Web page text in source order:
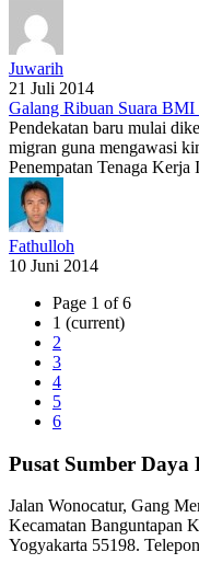
Juwarih
21 Juli 2014
Galang Ribuan Suara
Pendekatan baru mulai
migran guna mengawasi
Penempatan Tenaga Kerja
Fathulloh
10 Juni 2014
Page 1 of 6
1 (current)
2
3
4
5
6
Pusat Sumber
Jalan Wonocatur, Gang
Kecamatan Banguntapan
Yogyakarta 55198.